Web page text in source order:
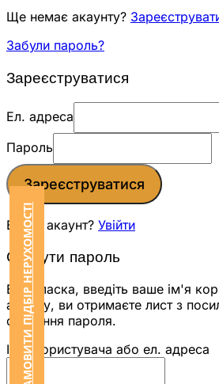
ЗАМОВИТИ ПІДБІР НЕРУХОМОСТІ
Ще немає акаунту?
Забули пароль?
Зареєструватися
Ел. адреса
Пароль
Зареєструватися
Вже є акаунт? Увійти
Скинути пароль
Будь ласка, введіть ваше ім'я
адресу, ви отримаєте лист з
скидання пароля.
Ім'я користувача або ел. адреса